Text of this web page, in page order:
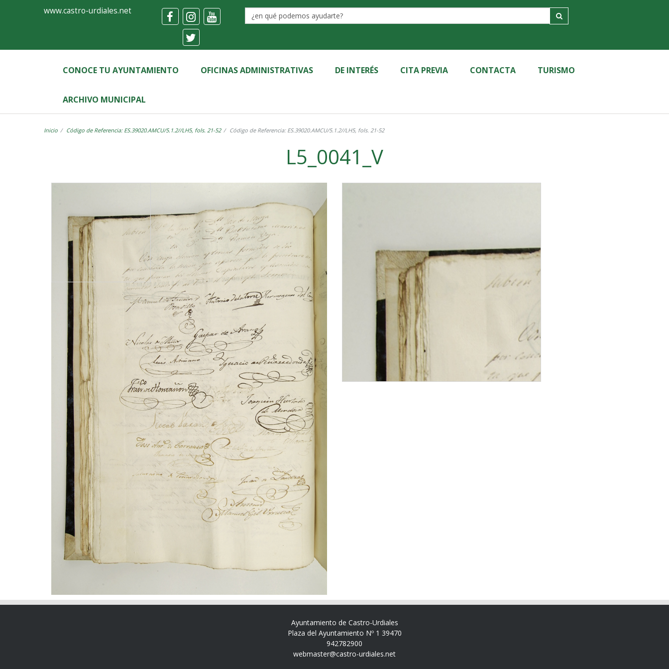
Ayuntamiento
Castro-
Urdiales
www.castro-urdiales.net
CONOCE TU AYUNTAMIENTO OFICINAS ADMINISTRATIVAS DE INTERÉS CITA PREVIA CONTACTA TURISMO
ARCHIVO MUNICIPAL
Inicio Código de Referencia: ES.39020.AMCU/5.1.2//LH5, fols. 21-52 Código de Referencia: ES.39020.AMCU/5.1.2//LH5, fols. 21-52
L5_0041_V
Ayuntamiento de Castro-Urdiales
Plaza del Ayuntamiento Nº 1 39470
942782900
webmaster@castro-urdiales.net